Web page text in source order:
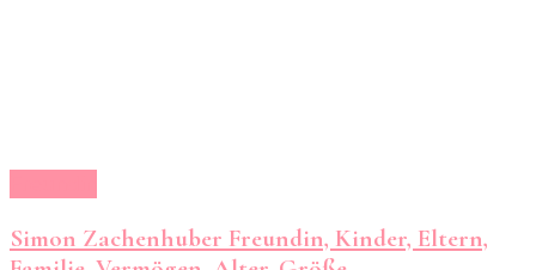
Simon Zachenhuber Freundin, Kinder, Eltern,